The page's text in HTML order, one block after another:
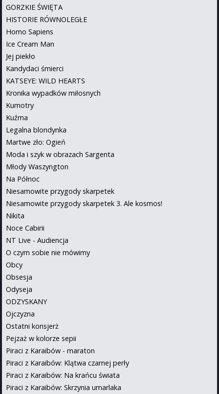
GORZKIE ŚWIĘTA
HISTORIE RÓWNOLEGŁE
Homo Sapiens
Ice Cream Man
Jej piekło
Kandydaci śmierci
KATSEYE: WILD HEARTS
Kronika wypadków miłosnych
Kumotry
Kuźma
Legalna blondynka
Martwe zło: Ogień
Moda i szyk w obrazach Sargenta
Młody Waszyngton
Na Północ
Niesamowite przygody skarpetek
Niesamowite przygody skarpetek 3. Ale kosmos!
Nikita
Noce Cabirii
NT Live - Audiencja
O czym sobie nie mówimy
Obcy
Obsesja
Odyseja
ODZYSKANY
Ojczyzna
Ostatni konsjerż
Pejzaż w kolorze sepii
Piraci z Karaibów - maraton
Piraci z Karaibów: Klątwa czarnej perły
Piraci z Karaibów: Na krańcu świata
Piraci z Karaibów: Skrzynia umarlaka